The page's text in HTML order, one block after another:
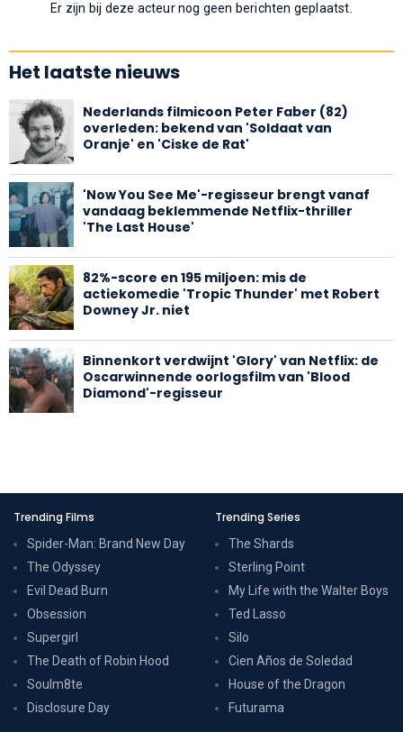
Er zijn bij deze acteur nog geen berichten geplaatst.
Het laatste nieuws
Nederlands filmicoon Peter Faber (82)
overleden: bekend van 'Soldaat van
Oranje' en 'Ciske de Rat'
'Now You See Me'-regisseur brengt vanaf
vandaag beklemmende Netflix-thriller
'The Last House'
82%-score en 195 miljoen: mis de
actiekomedie 'Tropic Thunder' met Robert
Downey Jr. niet
Binnenkort verdwijnt 'Glory' van Netflix: de
Oscarwinnende oorlogsfilm van 'Blood
Diamond'-regisseur
Trending Films
Spider-Man: Brand New Day
The Odyssey
Evil Dead Burn
Obsession
Supergirl
The Death of Robin Hood
Soulm8te
Disclosure Day
Trending Series
The Shards
Sterling Point
My Life with the Walter Boys
Ted Lasso
Silo
Cien Años de Soledad
House of the Dragon
Futurama